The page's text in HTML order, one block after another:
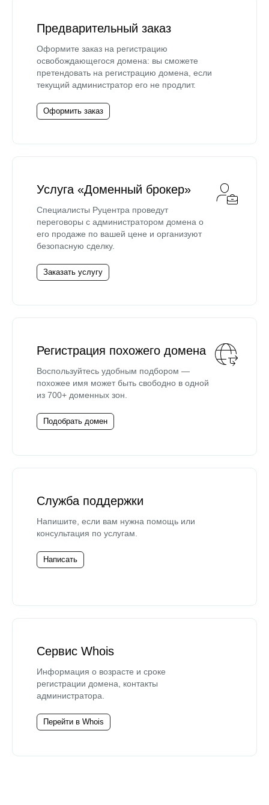
Предварительный заказ
Оформите заказ на регистрацию
освобождающегося домена: вы сможете
претендовать на регистрацию домена, если
текущий администратор его не продлит.
Оформить заказ
Услуга «Доменный брокер»
Специалисты Руцентра проведут
переговоры с администратором домена о
его продаже по вашей цене и организуют
безопасную сделку.
Заказать услугу
Регистрация похожего домена
Воспользуйтесь удобным подбором —
похожее имя может быть свободно в одной
из 700+ доменных зон.
Подобрать домен
Служба поддержки
Напишите, если вам нужна помощь или
консультация по услугам.
Написать
Сервис Whois
Информация о возрасте и сроке
регистрации домена, контакты
администратора.
Перейти в Whois